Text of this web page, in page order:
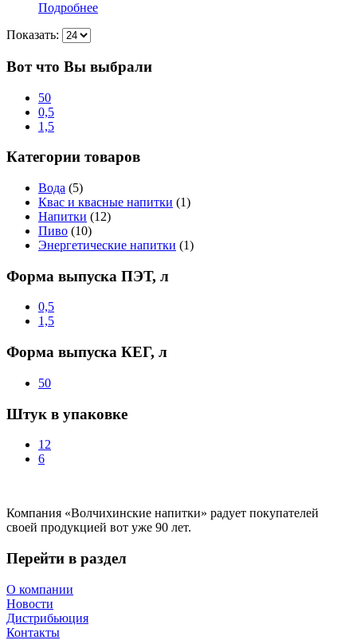
Подробнее
Показать:
Вот что Вы выбрали
50
0,5
1,5
Категории товаров
Вода (5)
Квас и квасные напитки (1)
Напитки (12)
Пиво (10)
Энергетические напитки (1)
Форма выпуска ПЭТ, л
0,5
1,5
Форма выпуска КЕГ, л
50
Штук в упаковке
12
6
Компания «Волчихинские напитки» радует покупателей
своей продукцией вот уже 90 лет.
Перейти в раздел
О компании
Новости
Дистрибьюция
Контакты